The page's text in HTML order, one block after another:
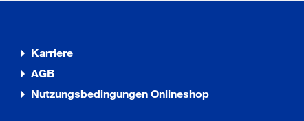
Karriere
AGB
Nutzungsbedingungen Onlineshop